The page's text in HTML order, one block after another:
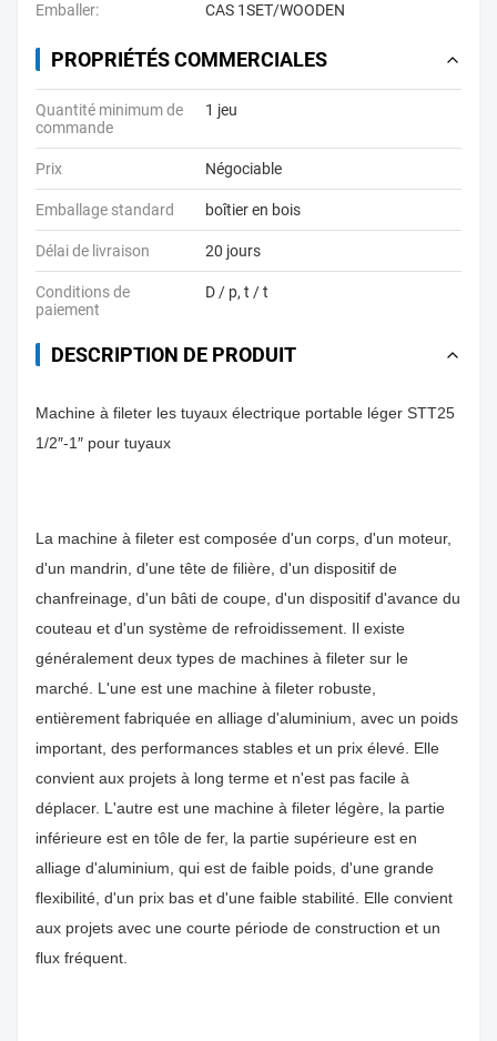
Emballer: CAS 1SET/WOODEN
PROPRIÉTÉS COMMERCIALES
Quantité minimum de
commande
1 jeu
Prix Négociable
Emballage standard boîtier en bois
Délai de livraison 20 jours
Conditions de
paiement
D / p, t / t
DESCRIPTION DE PRODUIT
Machine à fileter les tuyaux électrique portable léger STT25
1/2″-1″ pour tuyaux
La machine à fileter est composée d'un corps, d'un moteur,
d'un mandrin, d'une tête de filière, d'un dispositif de
chanfreinage, d'un bâti de coupe, d'un dispositif d'avance du
couteau et d'un système de refroidissement. Il existe
généralement deux types de machines à fileter sur le
marché. L'une est une machine à fileter robuste,
entièrement fabriquée en alliage d'aluminium, avec un poids
important, des performances stables et un prix élevé. Elle
convient aux projets à long terme et n'est pas facile à
déplacer. L'autre est une machine à fileter légère, la partie
inférieure est en tôle de fer, la partie supérieure est en
alliage d'aluminium, qui est de faible poids, d'une grande
flexibilité, d'un prix bas et d'une faible stabilité. Elle convient
aux projets avec une courte période de construction et un
flux fréquent.